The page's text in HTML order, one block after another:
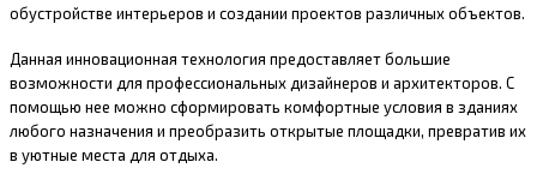
обустройстве интерьеров и создании проектов различных объектов.
Данная инновационная технология предоставляет большие
возможности для профессиональных дизайнеров и архитекторов. С
помощью нее можно сформировать комфортные условия в зданиях
любого назначения и преобразить открытые площадки, превратив их
в уютные места для отдыха.